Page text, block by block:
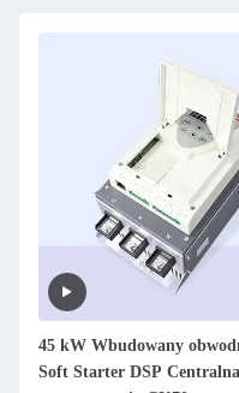
45 kW Wbudowany
Soft Starter DSP